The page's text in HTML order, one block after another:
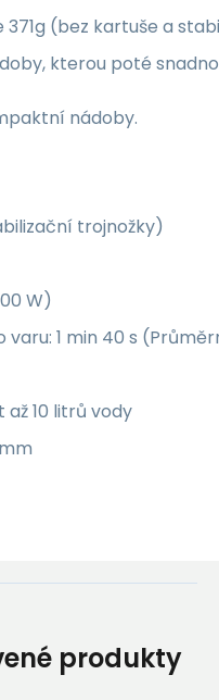
371g (bez kartuše a
kterou poté
nádoby.
trojnožky)
W)
varu: 1 min 40 s
až 10 litrů vody
produkty